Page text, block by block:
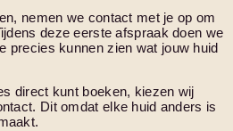
nemen we contact met je op om
deze eerste afspraak doen we
precies kunnen zien wat jouw huid
direct kunt boeken, kiezen wij
Dit omdat elke huid anders is